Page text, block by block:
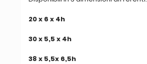
20 x 6 x 4h
30 x 5,5 x 4h
38 x 5,5x 6,5h